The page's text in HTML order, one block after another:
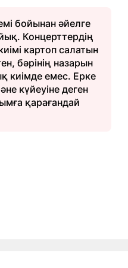
бойынан әйелге
Концерттердің
картоп салатын
бәрінің назарын
киімде емес. Ерке
күйеуіне деген
қарағандай